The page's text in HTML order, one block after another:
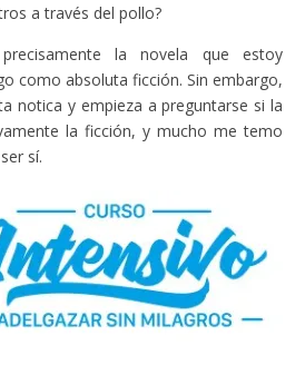
a través del pollo?
la novela que estoy
como absoluta ficción. Sin embargo,
notica y empieza a preguntarse si la
la ficción, y mucho me temo
sí.